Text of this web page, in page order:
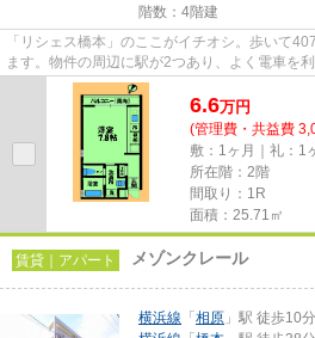
階数：4階建
「リシェス橋本」のここがイチオシ。歩いて
ます。物件の周辺に駅が2つあり、よく電車を
費用はカードで決済いただけます...
6.6万円
(管理費・共益費
敷：1ヶ月｜礼：1
所在階：2階
間取り：1R
面積：25.71㎡
賃貸｜アパート メゾンクレール
横浜線 「 相原 」駅 徒歩10分